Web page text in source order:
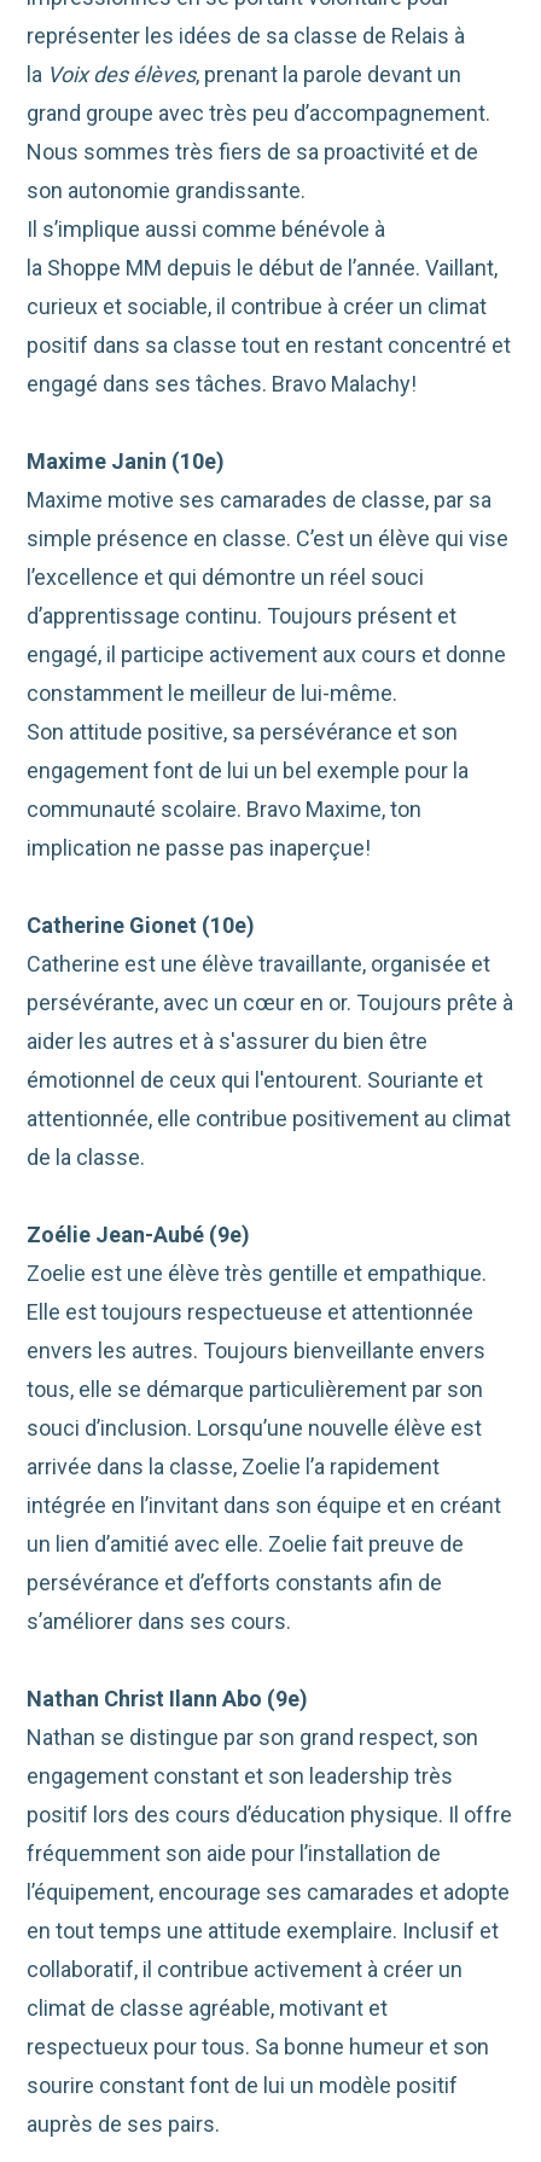
représenter les idées de sa classe de Relais à
la Voix des élèves, prenant la parole devant un
grand groupe avec très peu d’accompagnement.
Nous sommes très fiers de sa proactivité et de
son autonomie grandissante.
Il s’implique aussi comme bénévole à
la Shoppe MM depuis le début de l’année. Vaillant,
curieux et sociable, il contribue à créer un climat
positif dans sa classe tout en restant concentré et
engagé dans ses tâches. Bravo Malachy!
Maxime Janin (10e)
Maxime motive ses camarades de classe, par sa
simple présence en classe. C’est un élève qui vise
l’excellence et qui démontre un réel souci
d’apprentissage continu. Toujours présent et
engagé, il participe activement aux cours et donne
constamment le meilleur de lui-même.
Son attitude positive, sa persévérance et son
engagement font de lui un bel exemple pour la
communauté scolaire. Bravo Maxime, ton
implication ne passe pas inaperçue!
Catherine Gionet (10e)
Catherine est une élève travaillante, organisée et
persévérante, avec un cœur en or. Toujours prête à
aider les autres et à s'assurer du bien être
émotionnel de ceux qui l'entourent. Souriante et
attentionnée, elle contribue positivement au climat
de la classe.
Zoélie Jean-Aubé (9e)
Zoelie est une élève très gentille et empathique.
Elle est toujours respectueuse et attentionnée
envers les autres. Toujours bienveillante envers
tous, elle se démarque particulièrement par son
souci d’inclusion. Lorsqu’une nouvelle élève est
arrivée dans la classe, Zoelie l’a rapidement
intégrée en l’invitant dans son équipe et en créant
un lien d’amitié avec elle. Zoelie fait preuve de
persévérance et d’efforts constants afin de
s’améliorer dans ses cours.
Nathan Christ Ilann Abo (9e)
Nathan se distingue par son grand respect, son
engagement constant et son leadership très
positif lors des cours d’éducation physique. Il offre
fréquemment son aide pour l’installation de
l’équipement, encourage ses camarades et adopte
en tout temps une attitude exemplaire. Inclusif et
collaboratif, il contribue activement à créer un
climat de classe agréable, motivant et
respectueux pour tous. Sa bonne humeur et son
sourire constant font de lui un modèle positif
auprès de ses pairs.